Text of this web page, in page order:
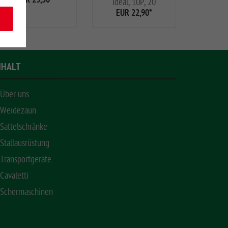
Ideal, 10P, 20
EUR 22,90*
Über uns
Weidezaun
Sattelschränke
Stallausrüstung
Transportgeräte
Cavaletti
Schermaschinen